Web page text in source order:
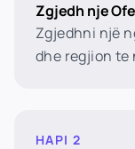
Zgjedh nje
Zgjedhni një
dhe regjion te
HAPI 2